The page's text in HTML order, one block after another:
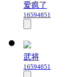
爱疯了
16594851
武将
16594851